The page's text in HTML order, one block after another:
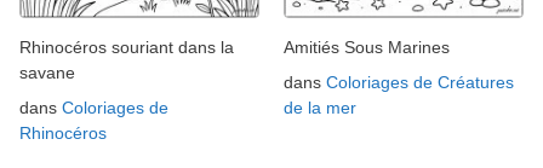
Rhinocéros souriant dans la
savane
dans Coloriages de
Rhinocéros
Amitiés Sous Marines
dans Coloriages de Créatures
de la mer